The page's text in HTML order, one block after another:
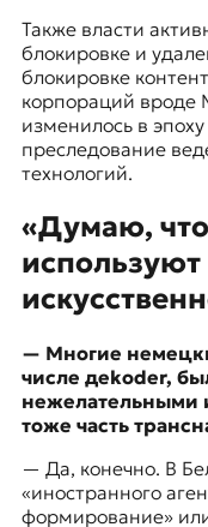
Также власти
блокировке и
блокировке
корпораций вроде
изменилось в
преследование
технологий.
«Думаю,
— Многие
числе дekoder,
нежелательными
тоже часть
— Да, конечно. В
«иностранного
формирование»